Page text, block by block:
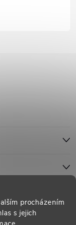
procházením
s jejich